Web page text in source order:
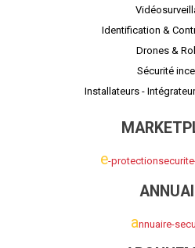
Identification &
Drones &
Sécurité
Installateurs -
e-
annuaire-